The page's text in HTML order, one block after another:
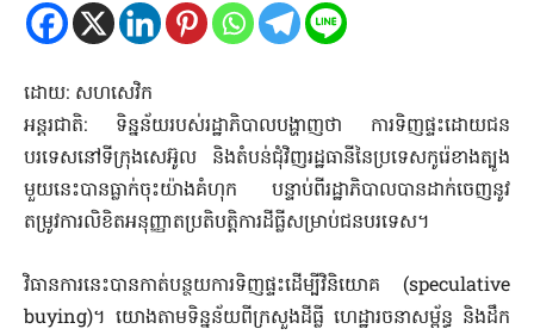
ដោយ: សហសេវិក
អន្តរជាតិ: ទិន្នន័យរបស់រដ្ឋាភិបាលបង្ហាញថា ការទិញផ្ទះដោយជន
បរទេសនៅទីក្រុងសេអ៊ូល និងតំបន់ជុំវិញរដ្ឋធានីនៃប្រទេសកូរ៉េខាងត្បូង
មួយនេះបានធ្លាក់ចុះយ៉ាងគំហុក បន្ទាប់ពីរដ្ឋាភិបាលបានដាក់ចេញនូវ
តម្រូវការលិខិតអនុញ្ញាតប្រតិបត្តិការដីធ្លីសម្រាប់ជនបរទេស។
វិធានការ​នេះ​បាន​កាត់បន្ថយ​ការទិញ​ផ្ទះដើម្បីវិនិយោគ (speculative
buying)។ យោងតាមទិន្នន័យពីក្រសួងដីធ្លី ហេដ្ឋារចនាសម្ព័ន្ធ និងដឹក